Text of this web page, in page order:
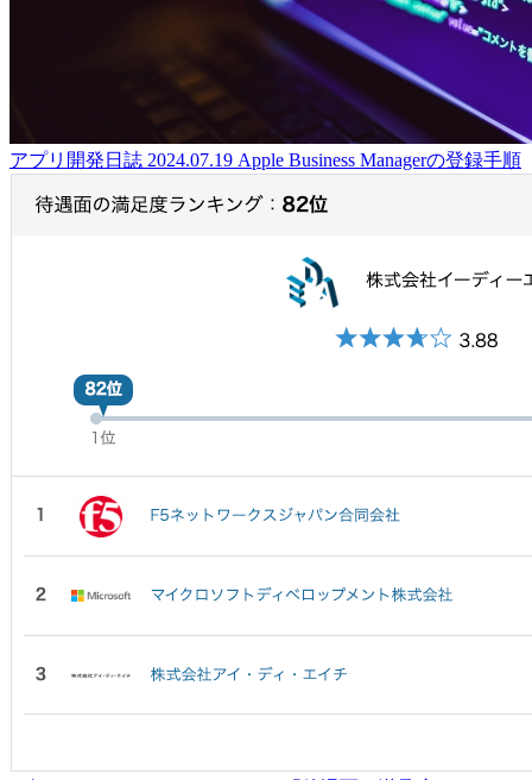
アプリ開発日誌 2024.07.19 Apple Business Managerの登録手順